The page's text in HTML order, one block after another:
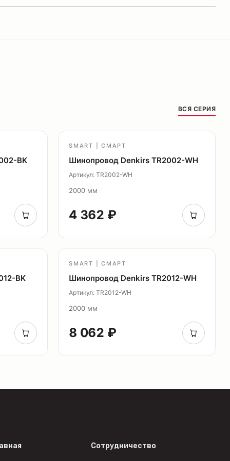
ВСЯ СЕРИЯ
BK
SMART | СМАРТ
Шинопровод Denkirs TR2002-WH
Артикул: TR2002-WH
2000 мм
4 362 ₽
BK
SMART | СМАРТ
Шинопровод Denkirs TR2012-WH
Артикул: TR2012-WH
2000 мм
8 062 ₽
Сотрудничество